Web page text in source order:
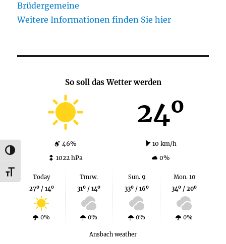
UMSCHALTEN AUF HOHE KONTRASTE
SCHRIFT VERGRÖSSERN
Brüdergemeine
Weitere Informationen finden Sie hier
So soll das Wetter werden
24º
46%
10 km/h
1022 hPa
0%
Today
27º / 14º
0%
Tmrw.
31º / 14º
0%
Sun. 9
33º / 16º
0%
Mon. 10
34º / 20º
0%
Ansbach weather